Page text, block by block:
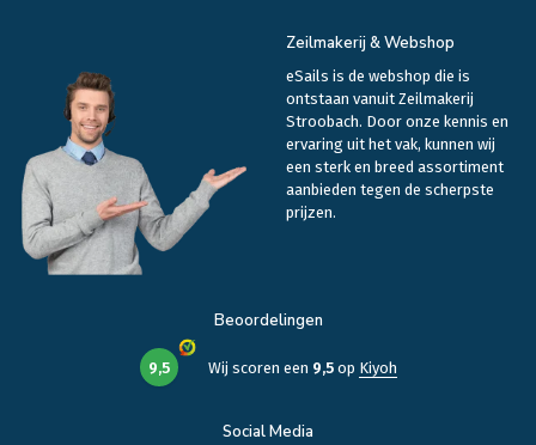
Zeilmakerij & Webshop
eSails is de webshop die is
ontstaan vanuit Zeilmakerij
Stroobach. Door onze kennis en
ervaring uit het vak, kunnen wij
een sterk en breed assortiment
aanbieden tegen de scherpste
prijzen.
Beoordelingen
9,5 Wij scoren een 9,5op Kiyoh
Social Media